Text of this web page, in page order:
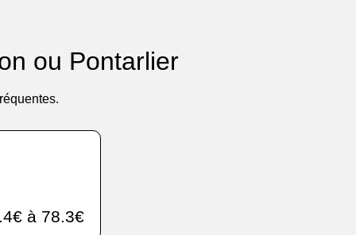
ou Pontarlier
à 78.3€